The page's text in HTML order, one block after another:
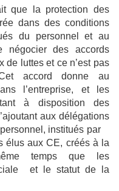
que la protection des
dans des conditions
du personnel et au
négocier des accords
de luttes et ce n’est pas
accord donne au
l’entreprise, et les
à disposition des
aux délégations
institués par
élus aux CE, créés à la
temps que les
et le statut de la